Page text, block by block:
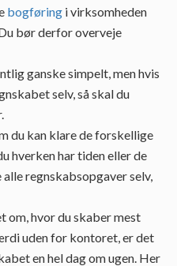
bogføring i virksomheden
bør derfor overveje
ganske simpelt, men hvis
selv, så skal du
du kan klare de forskellige
hverken har tiden eller de
regnskabsopgaver selv,
om, hvor du skaber mest
uden for kontoret, er det
en hel dag om ugen. Her